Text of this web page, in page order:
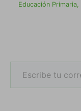
Educación Primaria,
Escribe tu correo electrónico…